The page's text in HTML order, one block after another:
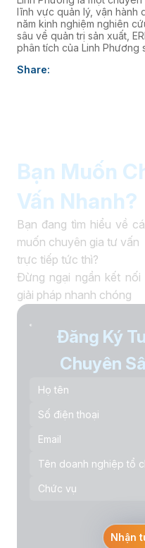
lĩnh vực quản lý, vận hành
năm kinh nghiệm nghiên
sâu về quản trị sản xuất,
phân tích của Linh Phương
thúc đẩy chuyển đổi số.
Share:
Bạn Muốn
Vấn Nhanh?
Bạn đang tìm hiểu về
muốn chuyên gia tư vấn
trực tiếp tức thì?
Đừng ngại ngần kết
giải pháp nhanh chóng
Đăng Ký
Chuyên
Nhận